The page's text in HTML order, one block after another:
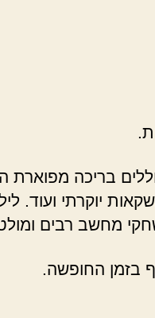
בריכה
יוקרתי ועוד.
מחשב רבים
בזמן החופשה.